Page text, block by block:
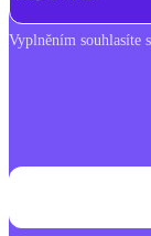
Vyplněním souhlasíte